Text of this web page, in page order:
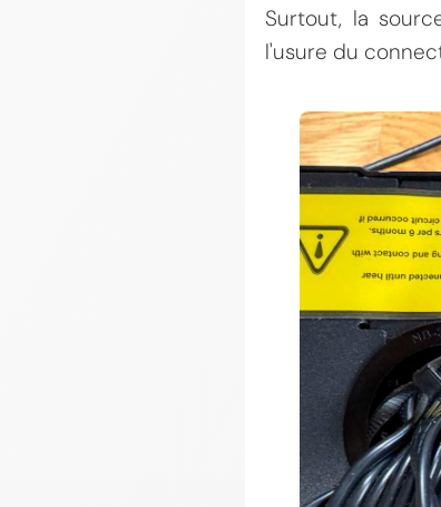
Surtout, la
l'usure du